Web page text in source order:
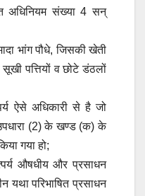
अधिनियम संख्या 4 सन्
भांग पौधे, जिसकी खेती
पत्तियों व छोटे डंठलों
ऐसे अधिकारी से है जो
(2) के खण्ड (क) के
गया हो;
औषधीय और प्रसाधन
यथा परिभाषित प्रसाधन